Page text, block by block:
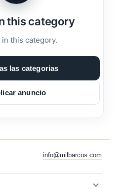
this category
in this category.
las categorias
anuncio
info@milbarcos.com